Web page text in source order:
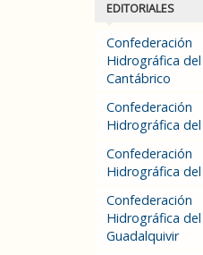
EDITORIALES
Confederación
Hidrográfica del
Cantábrico
Confederación
Hidrográfica
Confederación
Hidrográfica
Confederación
Hidrográfica del
Guadalquivir